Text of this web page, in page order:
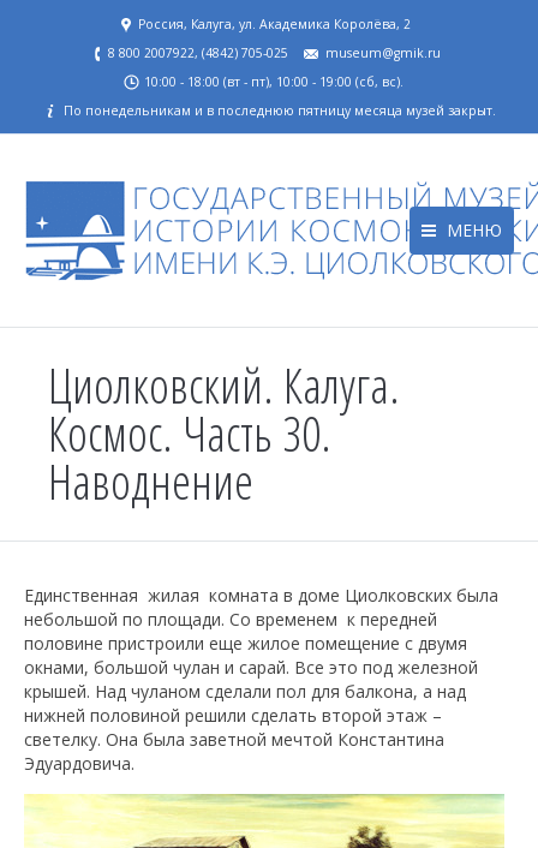
Россия, Калуга, ул. Академика Королёва, 2
8 800 2007922, (4842) 705-025
museum@gmik.ru
10:00 - 18:00 (вт - пт), 10:00 - 19:00 (сб, вс).
По понедельникам и в последнюю пятницу месяца музей закрыт.
МЕНЮ
Циолковский. Калуга.
Космос. Часть 30.
Наводнение
Единственная жилая комната в доме Циолковских была
небольшой по площади. Со временем к передней
половине пристроили еще жилое помещение с двумя
окнами, большой чулан и сарай. Все это под железной
крышей. Над чуланом сделали пол для балкона, а над
нижней половиной решили сделать второй этаж –
светелку. Она была заветной мечтой Константина
Эдуардовича.